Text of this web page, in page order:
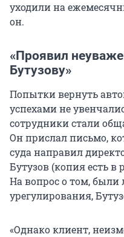
уходили на
он.
«Проявил
Бутузову»
Попытки вернуть
успехами не
сотрудники стали
Он прислал письмо,
суда направил
Бутузов (копия есть
На вопрос о том, были
урегулирования,
«Однако клиент,